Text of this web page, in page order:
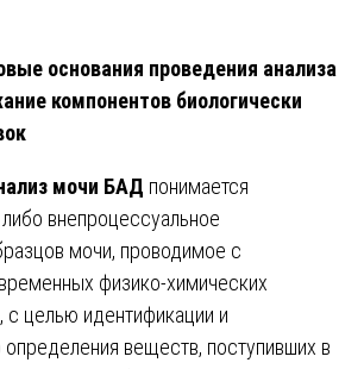
основания проведения анализа
компонентов биологически
мочи БАД понимается
внепроцессуальное
мочи, проводимое с
физико-химических
с целью идентификации и
определения веществ, поступивших в